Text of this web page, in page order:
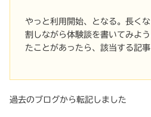
やっと利用開始、となる。長く
割しながら体験談を書いてみよ
たことがあったら、該当する記事
過去のブログから転記しました